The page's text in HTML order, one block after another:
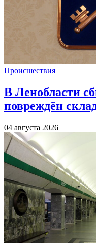
Происшествия
В Ленобласти
повреждён
04 августа 2026